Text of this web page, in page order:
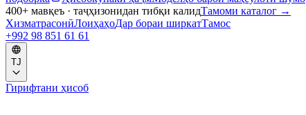
400+ мавқеъ · таҷҳизонидан тибқи калидТамоми каталог →
ХизматрасонӣЛоиҳаҳоДар бораи ширкатТамос
+992 98 851 61 61
TJ
Гирифтани ҳисоб